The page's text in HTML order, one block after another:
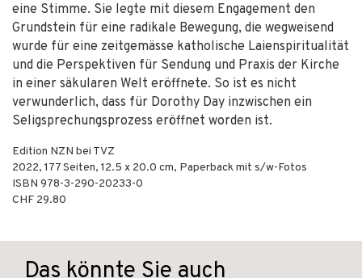
eine Stimme. Sie legte mit diesem Engagement den
Grundstein für eine radikale Bewegung, die wegweisend
wurde für eine zeitgemässe katholische Laienspiritualität
und die Perspektiven für Sendung und Praxis der Kirche
in einer säkularen Welt eröffnete. So ist es nicht
verwunderlich, dass für Dorothy Day inzwischen ein
Seligsprechungsprozess eröffnet worden ist.
Edition NZN bei TVZ
2022, 177Seiten, 12.5 x 20.0 cm, Paperback mit s/w-Fotos
ISBN 978-3-290-20233-0
CHF 29.80
Das könnte Sie auch